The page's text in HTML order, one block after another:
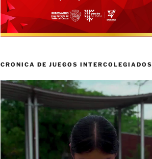
CRONICA DE JUEGOS INTERCOLEGIADOS
Reproductor
vídeo